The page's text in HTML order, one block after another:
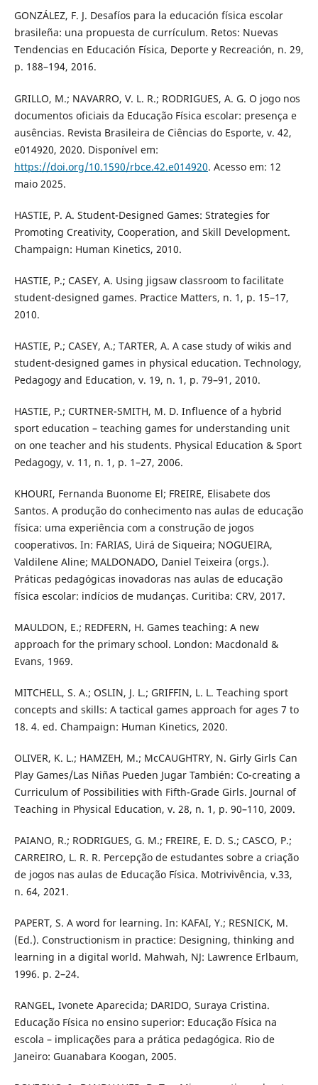
GONZÁLEZ, F. J. Desafíos para la educación física escolar
brasileña: una propuesta de currículum. Retos: Nuevas
Tendencias en Educación Física, Deporte y Recreación, n. 29,
p. 188–194, 2016.
GRILLO, M.; NAVARRO, V. L. R.; RODRIGUES, A. G. O jogo nos
documentos oficiais da Educação Física escolar: presença e
ausências. Revista Brasileira de Ciências do Esporte, v. 42,
e014920, 2020. Disponível em:
https://doi.org/10.1590/rbce.42.e014920. Acesso em: 12
maio 2025.
HASTIE, P. A. Student-Designed Games: Strategies for
Promoting Creativity, Cooperation, and Skill Development.
Champaign: Human Kinetics, 2010.
HASTIE, P.; CASEY, A. Using jigsaw classroom to facilitate
student-designed games. Practice Matters, n. 1, p. 15–17,
2010.
HASTIE, P.; CASEY, A.; TARTER, A. A case study of wikis and
student-designed games in physical education. Technology,
Pedagogy and Education, v. 19, n. 1, p. 79–91, 2010.
HASTIE, P.; CURTNER-SMITH, M. D. Influence of a hybrid
sport education – teaching games for understanding unit
on one teacher and his students. Physical Education & Sport
Pedagogy, v. 11, n. 1, p. 1–27, 2006.
KHOURI, Fernanda Buonome El; FREIRE, Elisabete dos
Santos. A produção do conhecimento nas aulas de educação
física: uma experiência com a construção de jogos
cooperativos. In: FARIAS, Uirá de Siqueira; NOGUEIRA,
Valdilene Aline; MALDONADO, Daniel Teixeira (orgs.).
Práticas pedagógicas inovadoras nas aulas de educação
física escolar: indícios de mudanças. Curitiba: CRV, 2017.
MAULDON, E.; REDFERN, H. Games teaching: A new
approach for the primary school. London: Macdonald &
Evans, 1969.
MITCHELL, S. A.; OSLIN, J. L.; GRIFFIN, L. L. Teaching sport
concepts and skills: A tactical games approach for ages 7 to
18. 4. ed. Champaign: Human Kinetics, 2020.
OLIVER, K. L.; HAMZEH, M.; McCAUGHTRY, N. Girly Girls Can
Play Games/Las Niñas Pueden Jugar También: Co-creating a
Curriculum of Possibilities with Fifth-Grade Girls. Journal of
Teaching in Physical Education, v. 28, n. 1, p. 90–110, 2009.
PAIANO, R.; RODRIGUES, G. M.; FREIRE, E. D. S.; CASCO, P.;
CARREIRO, L. R. R. Percepção de estudantes sobre a criação
de jogos nas aulas de Educação Física. Motrivivência, v.33,
n. 64, 2021.
PAPERT, S. A word for learning. In: KAFAI, Y.; RESNICK, M.
(Ed.). Constructionism in practice: Designing, thinking and
learning in a digital world. Mahwah, NJ: Lawrence Erlbaum,
1996. p. 2–24.
RANGEL, Ivonete Aparecida; DARIDO, Suraya Cristina.
Educação Física no ensino superior: Educação Física na
escola – implicações para a prática pedagógica. Rio de
Janeiro: Guanabara Koogan, 2005.